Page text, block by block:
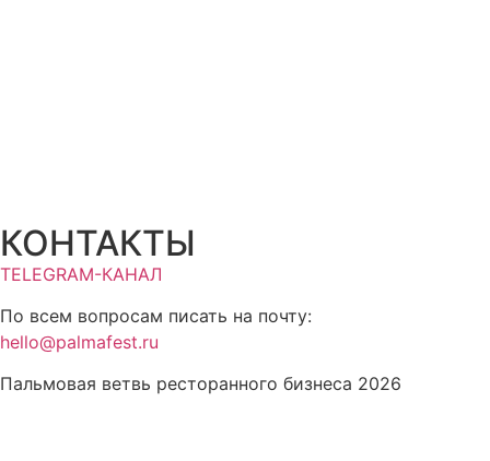
КОНТАКТЫ
TELEGRAM-КАНАЛ
По всем вопросам писать на почту:
hello@palmafest.ru
Пальмовая ветвь ресторанного бизнеса 2026